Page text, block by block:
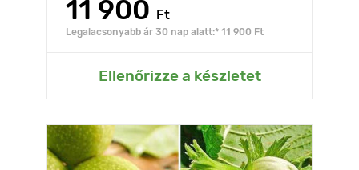
11 900 Ft
Legalacsonyabb ár 30 nap alatt:* 11 900 Ft
Ellenőrizze a készletet